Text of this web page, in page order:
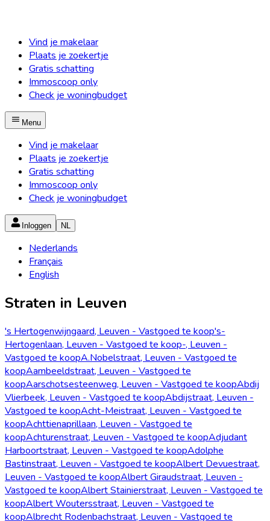
Vind je makelaar
Plaats je zoekertje
Gratis schatting
Immoscoop only
Check je woningbudget
Menu
Vind je makelaar
Plaats je zoekertje
Gratis schatting
Immoscoop only
Check je woningbudget
Inloggen NL
Nederlands
Français
English
Straten in Leuven
's Hertogenwijngaard, Leuven - Vastgoed te koop's-
Hertogenlaan, Leuven - Vastgoed te koop-, Leuven -
Vastgoed te koopA.Nobelstraat, Leuven - Vastgoed te
koopAambeeldstraat, Leuven - Vastgoed te
koopAarschotsesteenweg, Leuven - Vastgoed te koopAbdij
Vlierbeek, Leuven - Vastgoed te koopAbdijstraat, Leuven -
Vastgoed te koopAcht-Meistraat, Leuven - Vastgoed te
koopAchttienaprillaan, Leuven - Vastgoed te
koopAchturenstraat, Leuven - Vastgoed te koopAdjudant
Harboortstraat, Leuven - Vastgoed te koopAdolphe
Bastinstraat, Leuven - Vastgoed te koopAlbert Devuestraat,
Leuven - Vastgoed te koopAlbert Giraudstraat, Leuven -
Vastgoed te koopAlbert Stainierstraat, Leuven - Vastgoed te
koopAlbert Woutersstraat, Leuven - Vastgoed te
koopAlbrecht Rodenbachstraat, Leuven - Vastgoed te